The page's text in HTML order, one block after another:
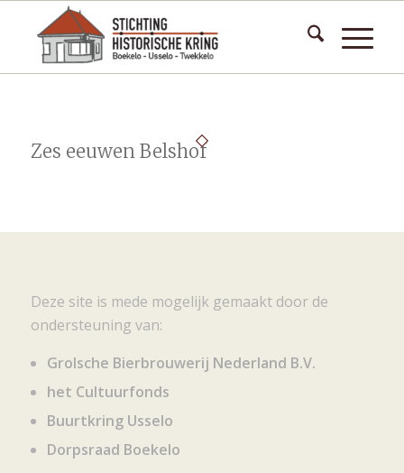
Zes eeuwen Belshof
Deze site is mede mogelijk gemaakt door de
ondersteuning van:
Grolsche Bierbrouwerij Nederland B.V.
het Cultuurfonds
Buurtkring Usselo
Dorpsraad Boekelo